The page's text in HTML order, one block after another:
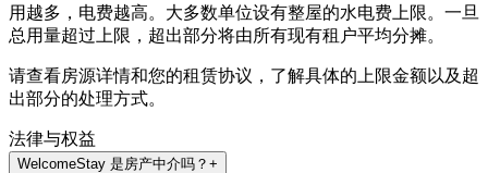
用越多，电费越高。大多数单位设有整屋的水电费上限。一旦
总用量超过上限，超出部分将由所有现有租户平均分摊。
请查看房源详情和您的租赁协议，了解具体的上限金额以及超
出部分的处理方式。
法律与权益
WelcomeStay 是房产中介吗？ +